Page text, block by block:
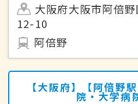
大阪府大阪市阿倍
12-10
阿倍野
【大阪府】【阿倍野
院・大学病